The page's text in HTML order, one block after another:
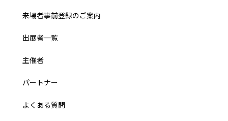
来場者事前登録のご案内
出展者一覧
主催者
パートナー
よくある質問